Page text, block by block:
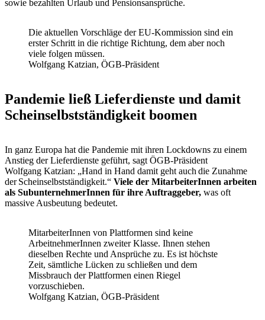
sowie bezahlten Urlaub und Pensionsansprüche.
Die aktuellen Vorschläge der EU-Kommission sind ein
erster Schritt in die richtige Richtung, dem aber noch
viele folgen müssen.
Wolfgang Katzian, ÖGB-Präsident
Pandemie ließ Lieferdienste und damit
Scheinselbstständigkeit boomen
In ganz Europa hat die Pandemie mit ihren Lockdowns zu einem
Anstieg der Lieferdienste geführt, sagt ÖGB-Präsident
Wolfgang Katzian: „Hand in Hand damit geht auch die Zunahme
der Scheinselbstständigkeit.“ Viele der MitarbeiterInnen arbeiten
als SubunternehmerInnen für ihre Auftraggeber, was oft
massive Ausbeutung bedeutet.
MitarbeiterInnen von Plattformen sind keine
ArbeitnehmerInnen zweiter Klasse. Ihnen stehen
dieselben Rechte und Ansprüche zu. Es ist höchste
Zeit, sämtliche Lücken zu schließen und dem
Missbrauch der Plattformen einen Riegel
vorzuschieben.
Wolfgang Katzian, ÖGB-Präsident